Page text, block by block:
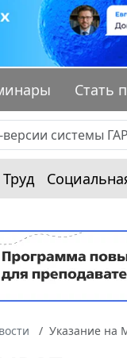
Стать
Труд
Указание на